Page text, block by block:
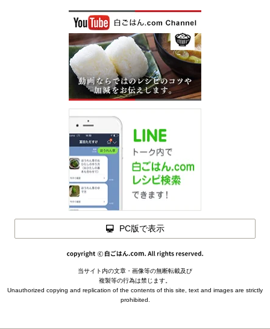
PC版で表示
当サイト内の文章・画像等の無断転載及び
複製等の行為は禁じます。
Unauthorized copying and replication of the contents of this site, text and images are strictly
prohibited.